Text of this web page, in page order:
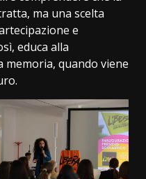
ma una scelta
e
educa alla
memoria, quando viene